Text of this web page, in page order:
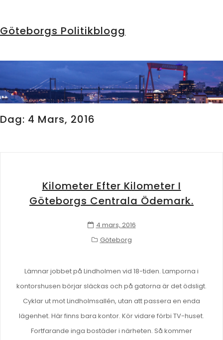
Göteborgs Politikblogg
Dag: 4 Mars, 2016
Kilometer Efter Kilometer I
Göteborgs Centrala Ödemark.
4 mars, 2016
Göteborg
Lämnar jobbet på Lindholmen vid 18-tiden. Lamporna i
kontorshusen börjar släckas och på gatorna är det ödsligt.
Cyklar ut mot Lindholmsallén, utan att passera en enda
lägenhet. Här finns bara kontor. Kör vidare förbi TV-huset.
Fortfarande inga bostäder i närheten. Så kommer